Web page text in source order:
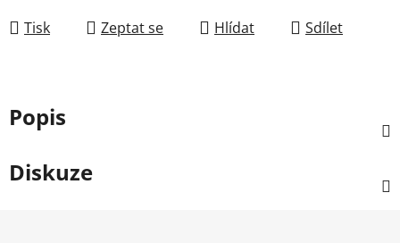
Tisk Zeptat se Hlídat Sdílet
Popis
Diskuze